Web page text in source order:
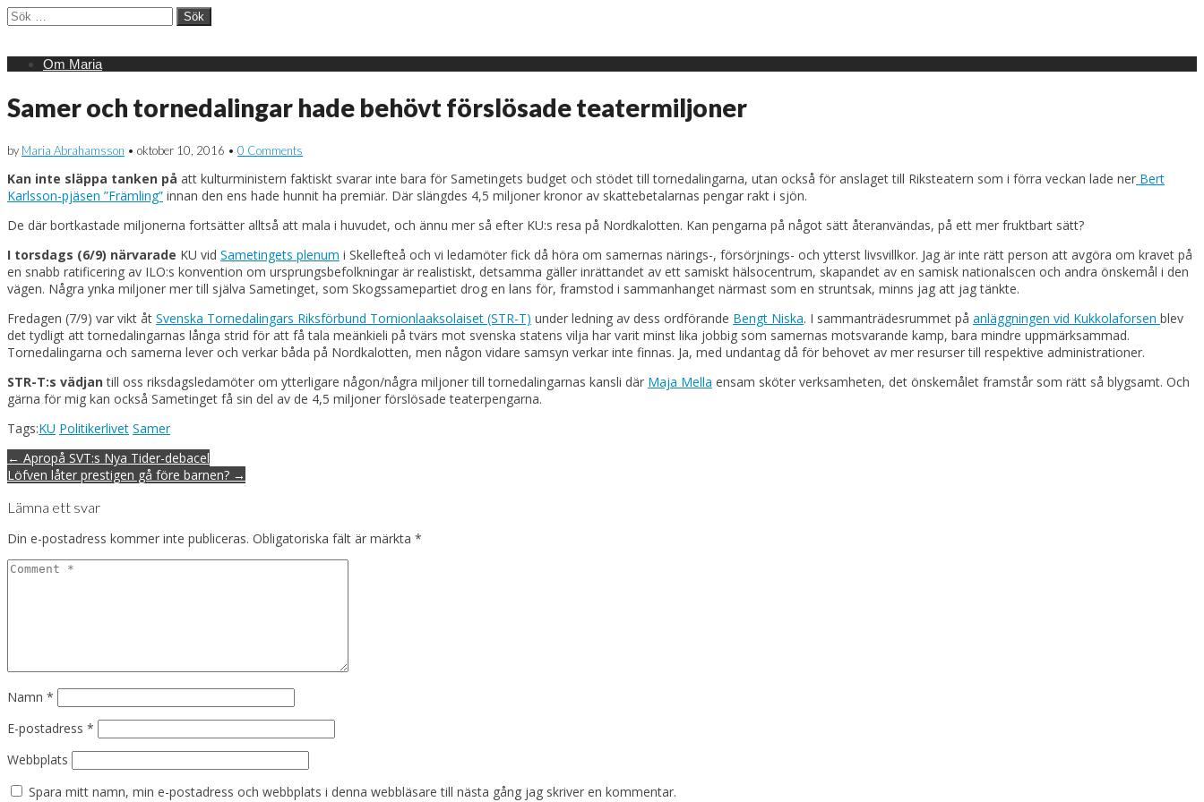
Sök
efter:
Main
Skip
Om Maria
Samer och tornedalingar hade behövt förslösade teatermiljoner
by Maria Abrahamsson • oktober 10, 2016 • 0 Comments
Kan inte släppa tanken på att kulturministern faktiskt svarar inte bara för Sametingets budget och stödet till tornedalingarna, utan också för anslaget till Riksteatern som i förra veckan lade ner Bert
Karlsson-pjäsen ”Främling” innan den ens hade hunnit ha premiär. Där slängdes 4,5 miljoner kronor av skattebetalarnas pengar rakt i sjön.
De där bortkastade miljonerna fortsätter alltså att mala i huvudet, och ännu mer så efter KU:s resa på Nordkalotten. Kan pengarna på något sätt återanvändas, på ett mer fruktbart sätt?
I torsdags (6/9) närvarade KU vid Sametingets plenum i Skellefteå och vi ledamöter fick då höra om samernas närings-, försörjnings- och ytterst livsvillkor. Jag är inte rätt person att avgöra om kravet på
en snabb ratificering av ILO:s konvention om ursprungsbefolkningar är realistiskt, detsamma gäller inrättandet av ett samiskt hälsocentrum, skapandet av en samisk nationalscen och andra önskemål i den
vägen. Några ynka miljoner mer till själva Sametinget, som Skogssamepartiet drog en lans för, framstod i sammanhanget närmast som en struntsak, minns jag att jag tänkte.
Fredagen (7/9) var vikt åt Svenska Tornedalingars Riksförbund Tornionlaaksolaiset (STR-T) under ledning av dess ordförande Bengt Niska. I sammanträdesrummet på anläggningen vid Kukkolaforsen blev
det tydligt att tornedalingarnas långa strid för att få tala meänkieli på tvärs mot svenska statens vilja har varit minst lika jobbig som samernas motsvarande kamp, bara mindre uppmärksammad.
Tornedalingarna och samerna lever och verkar båda på Nordkalotten, men någon vidare samsyn verkar inte finnas. Ja, med undantag då för behovet av mer resurser till respektive administrationer.
STR-T:s vädjantill oss riksdagsledamöter om ytterligare någon/några miljoner till tornedalingarnas kansli där Maja Mella ensam sköter verksamheten, det önskemålet framstår som rätt så blygsamt. Och
gärna för mig kan också Sametinget få sin del av de 4,5 miljoner förslösade teaterpengarna.
Tags:KU Politikerlivet Samer
Post
navigation
← Apropå SVT:s Nya Tider-debacel
Löfven låter prestigen gå före barnen? →
Lämna ett svar
Din e-postadress kommer inte publiceras. Obligatoriska fält är märkta *
Namn *
E-postadress *
Webbplats
Spara mitt namn, min e-postadress och webbplats i denna webbläsare till nästa gång jag skriver en kommentar.